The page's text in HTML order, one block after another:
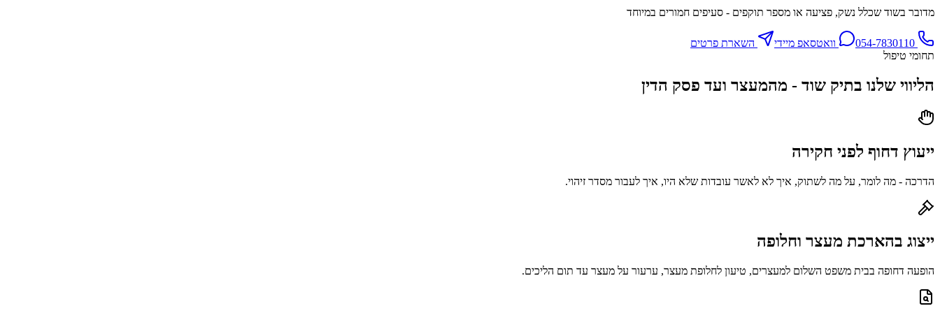
מדובר בשוד שכלל נשק, פציעה או מספר תוקפים - סעיפים חמורים במיוחד
054-7830110 וואטסאפ מיידי
השארת פרטים
תחומי טיפול
הליווי שלנו בתיק שוד - מהמעצר ועד פסק הדין
ייעוץ דחוף לפני חקירה
הדרכה - מה לומר, על מה לשתוק, איך לא לאשר עובדות שלא היו, איך לעבור מסדר זיהוי.
ייצוג בהארכת מעצר וחלופה
הופעה דחופה בבית משפט השלום למעצרים, טיעון לחלופת מעצר, ערעור על מעצר עד תום הליכים.